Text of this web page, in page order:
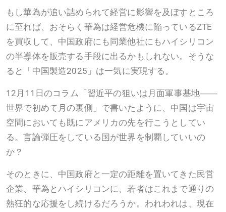
もし華為が追い詰められて経営に影響を及ぼすところ
に至れば、おそらく華為は経営危機に陥っているZTE
を買収して、中国政府にも同業他社にもハイシリコン
の半導体を販売する手段に出るかもしれない。そうな
ると「中国製造2025」は一気に実現する。
12月11日のコラム「習近平の狙いは月面軍事基地――
世界で初めて月の裏側」で書いたように、中国は宇宙
空間においても既にアメリカの先を行こうとしてい
る。言論弾圧をしている国が世界を制覇していいの
か？
そのときに、中国政府と一定の距離を置いてきた民営
企業、華為とハイシリコンに、若者はこれまで通りの
熱狂的な応援をし続けるだろうか。われわれは、現在